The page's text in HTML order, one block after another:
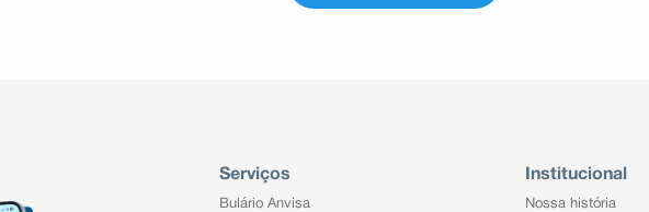
Serviços
Bulário Anvisa
Institucional
Nossa história